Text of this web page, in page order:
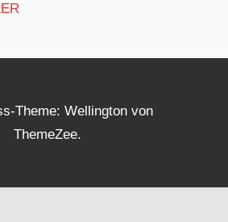
Theme: Wellington von
ThemeZee.